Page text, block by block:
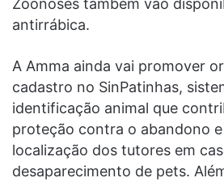
Zoonoses também vão
antirrábica.
A Amma ainda vai promover
cadastro no SinPatinhas,
identificação animal que
proteção contra o abandono
localização dos tutores em
desaparecimento de pets.